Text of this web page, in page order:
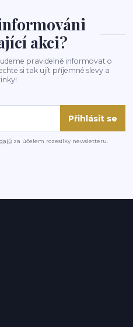
akci?
pravidelně informovat o
si tak ujít příjemné slevy a
Přihlásit se
za účelem rozesílky newsletteru.